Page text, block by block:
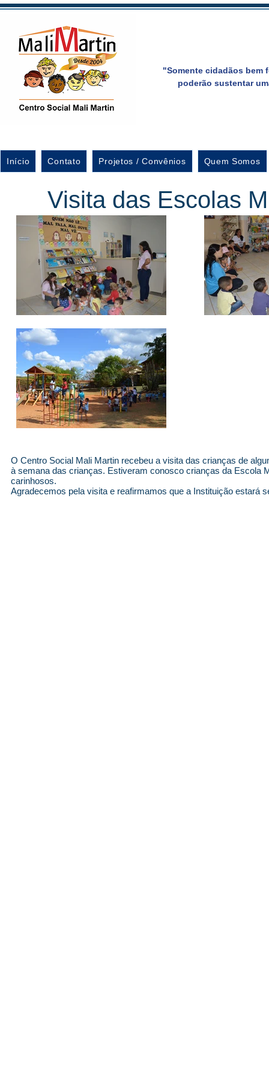
"Somente cidadãos bem
poderão sustentar
Início Contato Projetos / Convênios Quem Somos
Visita das Escolas
O Centro Social Mali Martin recebeu a visita das crianças de
à semana das crianças. Estiveram conosco crianças da Escola
carinhosos.
Agradecemos pela visita e reafirmamos que a Instituição estará